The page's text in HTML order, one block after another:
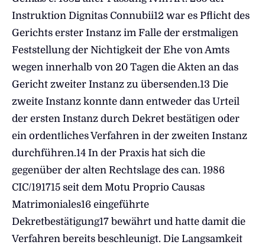
Instruktion Dignitas Connubii12 war es Pflicht des
Gerichts erster Instanz im Falle der erstmaligen
Feststellung der Nichtigkeit der Ehe von Amts
wegen innerhalb von 20 Tagen die Akten an das
Gericht zweiter Instanz zu übersenden.13 Die
zweite Instanz konnte dann entweder das Urteil
der ersten Instanz durch Dekret bestätigen oder
ein ordentliches Verfahren in der zweiten Instanz
durchführen.14 In der Praxis hat sich die
gegenüber der alten Rechtslage des can. 1986
CIC/191715 seit dem Motu Proprio Causas
Matrimoniales16 eingeführte
Dekretbestätigung17 bewährt und hatte damit die
Verfahren bereits beschleunigt. Die Langsamkeit